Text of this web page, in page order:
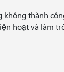
không thành
hoạt và làm